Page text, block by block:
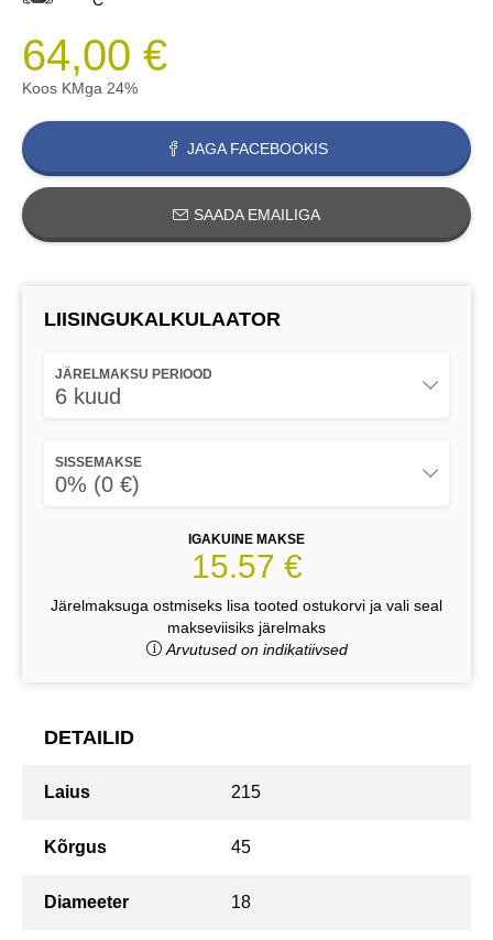
64,00 €
Koos KMga 24%
JAGA FACEBOOKIS
SAADA EMAILIGA
LIISINGUKALKULAATOR
JÄRELMAKSU PERIOOD
6 kuud
SISSEMAKSE
0% (0 €)
IGAKUINE MAKSE
15.57 €
Järelmaksuga ostmiseks lisa tooted ostukorvi ja vali seal
makseviisiks järelmaks
Arvutused on indikatiivsed
DETAILID
Laius 215
Kõrgus 45
Diameeter 18